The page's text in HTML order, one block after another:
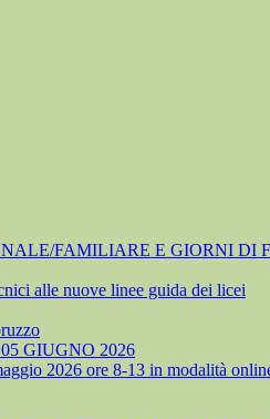
FAMILIARE E GIORNI DI
alle nuove linee guida dei licei
GIUGNO 2026
2026 ore 8-13 in modalità